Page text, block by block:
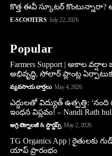
కొత్త ఈవీ స్కూట‌ర్ కొంటున్నారా?
E-SCOOTERS July 22, 2026
Popular
Farmers Support | అకాల
అభివృద్ధి, సోలార్ ప్లాంట్ల
వ్యవసాయ వార్తలు May 4, 2026
ఎద్దులతో విద్యుత్ ఉత్పత్తి:
ఇంధన విప్లవం! – Nandi Rath
అగ్రి టెక్నాలజీ & స్టార్టప్స్ May 2, 2026
TG Organics App | రైతులకు
యాప్ ప్రారంభం